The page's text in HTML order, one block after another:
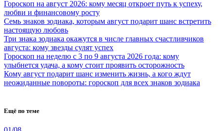
Гороскоп на август 2026: кому месяц откроет путь к успеху,
любви и финансовому росту
Семь знаков зодиака, которым август подарит шанс встретить
настоящую любовь
Три знака зодиака окажутся в числе главных счастливчиков
августа: кому звезды сулят успех
Гороскоп на неделю с 3 по 9 августа 2026 года: кому
улыбнется удача, а кому стоит проявить осторожность
Кому август подарит шанс изменить жизнь, а кого ждут
неожиданные повороты: гороскоп для всех знаков зодиака
Ещё по теме